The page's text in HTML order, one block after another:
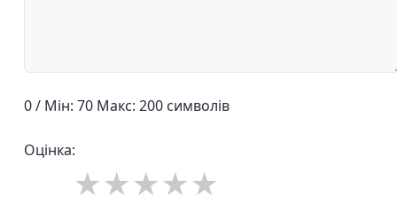
0 / Мін: 70 Макс: 200 символів
Оцінка: